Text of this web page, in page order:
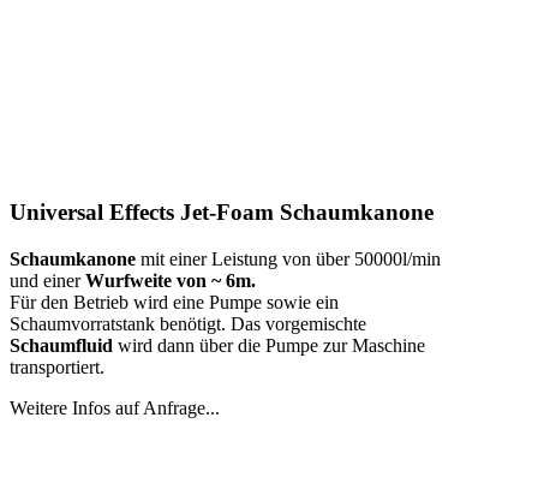
Universal Effects Jet-Foam Schaumkanone
Schaumkanone mit einer Leistung von über 50000l/min
und einerWurfweite von ~ 6m.
Für den Betrieb wird eine Pumpe sowie ein
Schaumvorratstank benötigt. Das vorgemischte
Schaumfluid wird dann über die Pumpe zur Maschine
transportiert.
Weitere Infos auf Anfrage...